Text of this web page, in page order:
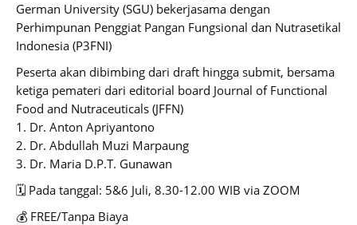
German University (SGU) bekerjasama dengan
Perhimpunan Penggiat Pangan Fungsional dan Nutrasetikal
Indonesia (P3FNI)
Peserta akan dibimbing dari draft hingga submit, bersama
ketiga pemateri dari editorial board Journal of Functional
Food and Nutraceuticals (JFFN)
1. Dr. Anton Apriyantono
2. Dr. Abdullah Muzi Marpaung
3. Dr. Maria D.P.T. Gunawan
🗓️ Pada tanggal: 5&6 Juli, 8.30-12.00 WIB via ZOOM
💰 FREE/Tanpa Biaya